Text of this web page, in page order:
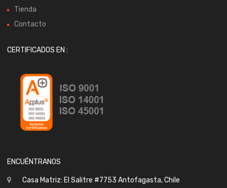
Tienda
Contacto
CERTIFICADOS EN :
ENCUÉNTRANOS
Casa Matriz: El Salitre #7753 Antofagasta, Chile